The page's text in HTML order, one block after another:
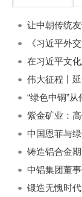
《习近平外
“绿色中铜”从
紫金矿业：
中国恩菲与
铸造铝合金